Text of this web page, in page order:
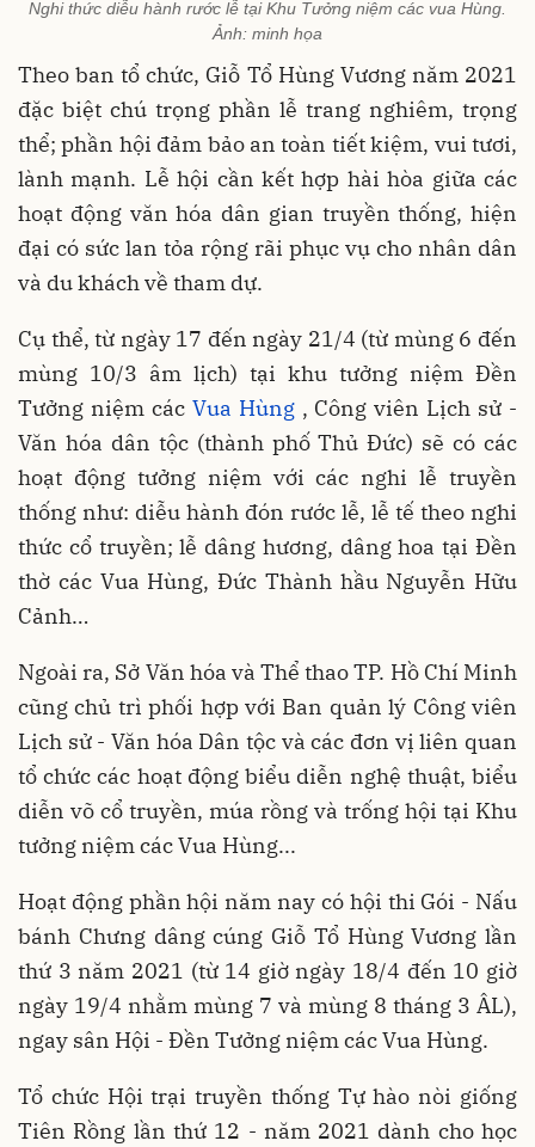
Nghi thức diễu hành rước lễ tại Khu Tưởng niệm các vua Hùng.
Ảnh: minh họa
Theo ban tổ chức, Giỗ Tổ Hùng Vương năm 2021
đặc biệt chú trọng phần lễ trang nghiêm, trọng
thể; phần hội đảm bảo an toàn tiết kiệm, vui tươi,
lành mạnh. Lễ hội cần kết hợp hài hòa giữa các
hoạt động văn hóa dân gian truyền thống, hiện
đại có sức lan tỏa rộng rãi phục vụ cho nhân dân
và du khách về tham dự.
Cụ thể, từ ngày 17 đến ngày 21/4 (từ mùng 6 đến
mùng 10/3 âm lịch) tại khu tưởng niệm Đền
Tưởng niệm các Vua Hùng, Công viên Lịch sử -
Văn hóa dân tộc (thành phố Thủ Đức) sẽ có các
hoạt động tưởng niệm với các nghi lễ truyền
thống như: diễu hành đón rước lễ, lễ tế theo nghi
thức cổ truyền; lễ dâng hương, dâng hoa tại Đền
thờ các Vua Hùng, Đức Thành hầu Nguyễn Hữu
Cảnh…
Ngoài ra, Sở Văn hóa và Thể thao TP. Hồ Chí Minh
cũng chủ trì phối hợp với Ban quản lý Công viên
Lịch sử - Văn hóa Dân tộc và các đơn vị liên quan
tổ chức các hoạt động biểu diễn nghệ thuật, biểu
diễn võ cổ truyền, múa rồng và trống hội tại Khu
tưởng niệm các Vua Hùng...
Hoạt động phần hội năm nay có hội thi Gói - Nấu
bánh Chưng dâng cúng Giỗ Tổ Hùng Vương lần
thứ 3 năm 2021 (từ 14 giờ ngày 18/4 đến 10 giờ
ngày 19/4 nhằm mùng 7 và mùng 8 tháng 3 ÂL),
ngay sân Hội - Đền Tưởng niệm các Vua Hùng.
Tổ chức Hội trại truyền thống Tự hào nòi giống
Tiên Rồng lần thứ 12 - năm 2021 dành cho học